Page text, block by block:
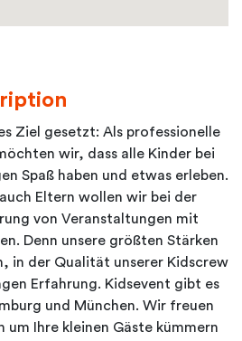
Ziel gesetzt: Als professionelle
wir, dass alle Kinder bei
Spaß haben und etwas erleben.
Eltern wollen wir bei der
von Veranstaltungen mit
Denn unsere größten Stärken
in der Qualität unserer Kidscrew
Erfahrung. Kidsevent gibt es
und München. Wir freuen
um Ihre kleinen Gäste kümmern